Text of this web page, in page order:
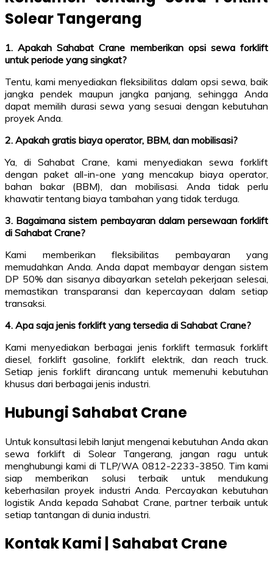
Solear Tangerang
1. Apakah Sahabat Crane memberikan opsi sewa forklift
untuk periode yang singkat?
Tentu, kami menyediakan fleksibilitas dalam opsi sewa, baik
jangka pendek maupun jangka panjang, sehingga Anda
dapat memilih durasi sewa yang sesuai dengan kebutuhan
proyek Anda.
2. Apakah gratis biaya operator, BBM, dan mobilisasi?
Ya, di Sahabat Crane, kami menyediakan sewa forklift
dengan paket all-in-one yang mencakup biaya operator,
bahan bakar (BBM), dan mobilisasi. Anda tidak perlu
khawatir tentang biaya tambahan yang tidak terduga.
3. Bagaimana sistem pembayaran dalam persewaan forklift
di Sahabat Crane?
Kami memberikan fleksibilitas pembayaran yang
memudahkan Anda. Anda dapat membayar dengan sistem
DP 50% dan sisanya dibayarkan setelah pekerjaan selesai,
memastikan transparansi dan kepercayaan dalam setiap
transaksi.
4. Apa saja jenis forklift yang tersedia di Sahabat Crane?
Kami menyediakan berbagai jenis forklift termasuk forklift
diesel, forklift gasoline, forklift elektrik, dan reach truck.
Setiap jenis forklift dirancang untuk memenuhi kebutuhan
khusus dari berbagai jenis industri.
Hubungi Sahabat Crane
Untuk konsultasi lebih lanjut mengenai kebutuhan Anda akan
sewa forklift di Solear Tangerang, jangan ragu untuk
menghubungi kami di TLP/WA 0812-2233-3850. Tim kami
siap memberikan solusi terbaik untuk mendukung
keberhasilan proyek industri Anda. Percayakan kebutuhan
logistik Anda kepada Sahabat Crane, partner terbaik untuk
setiap tantangan di dunia industri.
Kontak Kami | Sahabat Crane